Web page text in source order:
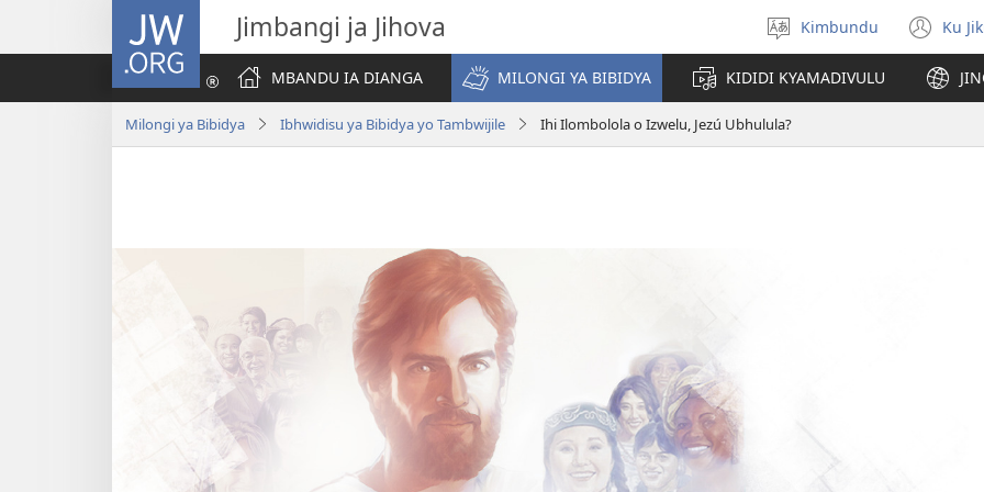
JW.ORG Jimbangi ja Jihova
Select
language
Kimbundu Ku
MBANDU IA DIANGA
MILONGI YA BIBIDYA KIDIDI KYAMADIVULU
Milongi ya Bibidya Ibhwidisu ya Bibidya yo Tambwijile Ihi Ilombolola o Izwelu, Jezú Ubhulula?